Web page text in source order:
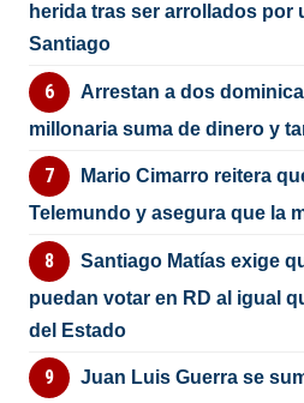
herida tras ser arrollados por
Santiago
Arrestan a dos
millonaria suma de dinero y
Mario Cimarro reitera
Telemundo y asegura que la
Santiago Matías exige
puedan votar en RD al igual
del Estado
Juan Luis Guerra se